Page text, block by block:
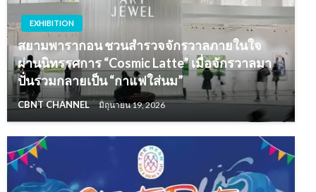
EXHIBITION
สยามพารากอน ชวนสำรวจจักรวาลภายในใจ
ผ่านนิทรรศการ “Cosmic Latte” เมื่อจักรวาลมา
ปั่นรวมกลายเป็น “กาแฟใส่นม”
CBNT CHANNEL มิถุนายน 19, 2026